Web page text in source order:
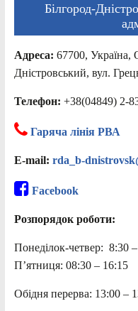
Білгород-
Адреса: 67700, Україна,
Дністровський, вул.
Телефон: +38(04849) 2-
Гаряча лінія РВА
E-mail: rda_b-
Facebook
Розпорядок роботи:
Понеділок-четвер: 8:30
П’ятниця: 08:30 – 16:15
Обідня перерва: 13:00 –